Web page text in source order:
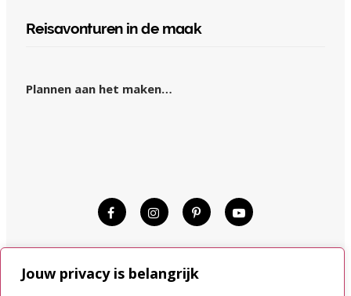
Jouw privacy is belangrijk
Reisavonturen in de maak
Plannen aan het maken…
DISCLAIMER